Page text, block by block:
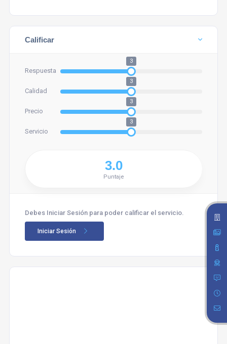
Calificar
Respuesta
3
Calidad
3
Precio
3
Servicio
3
Puntaje
Debes Iniciar Sesión para poder calificar el servicio.
Iniciar Sesión